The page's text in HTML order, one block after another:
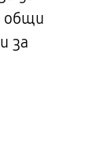
общи
за